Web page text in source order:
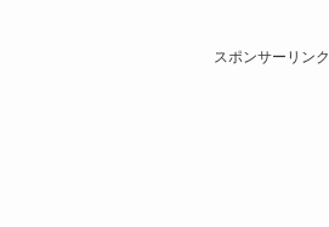
スポンサーリンク